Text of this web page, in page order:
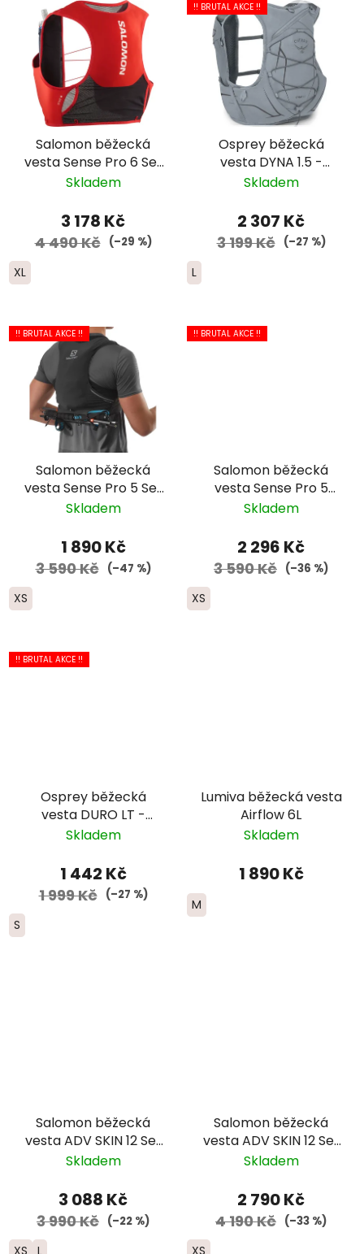
Salomon běžecká
vesta Sense Pro 6 Set
- červená/černá
Skladem
3 178 Kč
4 490 Kč (–29 %)
XL
!! BRUTAL AKCE !!
Osprey běžecká
vesta DYNA 1.5 -
dámská - šedá
Skladem
2 307 Kč
3 199 Kč (–27 %)
L
!! BRUTAL AKCE !!
Salomon běžecká
vesta Sense Pro 5 Set
- černá
Skladem
1 890 Kč
3 590 Kč (–47 %)
XS
!! BRUTAL AKCE !!
Salomon běžecká
vesta Sense Pro 5
Set- dámská-světlé
Skladem
2 296 Kč
3 590 Kč (–36 %)
XS
!! BRUTAL AKCE !!
Osprey běžecká
vesta DURO LT -
pánská modrá
Skladem
1 442 Kč
1 999 Kč (–27 %)
S
Lumiva běžecká vesta
Airflow 6L
Skladem
1 890 Kč
M
Salomon běžecká
vesta ADV SKIN 12 Set
- černá 2025
Skladem
3 088 Kč
3 990 Kč (–22 %)
Salomon běžecká
vesta ADV SKIN 12 Set
-dámská - světle
Skladem
2 790 Kč
4 190 Kč (–33 %)